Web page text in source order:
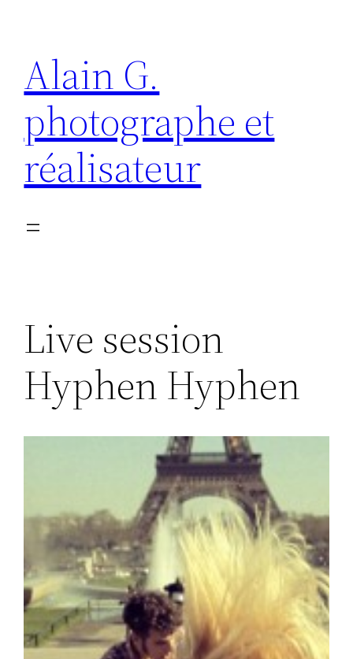
contenu
Alain G.
photographe et
réalisateur
Live session
Hyphen Hyphen